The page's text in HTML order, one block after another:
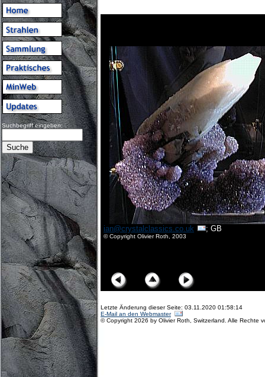
Suchbegriff eingeben:
ian@crystalclassics.co.uk ; GB
© Copyright Olivier Roth, 2003
Letzte Änderung dieser Seite: 03.11.2020 01:58:14
E-Mail an den Webmaster
© Copyright 2026 by Olivier Roth, Switzerland. Alle Rechte